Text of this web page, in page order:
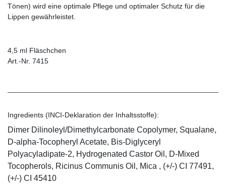
Tönen) wird eine optimale Pflege und optimaler Schutz für die
Lippen gewährleistet.
4,5 ml Fläschchen
Art.-Nr. 7415
Ingredients (INCI-Deklaration der Inhaltsstoffe):
Dimer Dilinoleyl/Dimethylcarbonate Copolymer, Squalane,
D-alpha-Tocopheryl Acetate, Bis-Diglyceryl
Polyacyladipate-2, Hydrogenated Castor Oil, D-Mixed
Tocopherols, Ricinus Communis Oil, Mica , (+/-) CI 77491,
(+/-) CI 45410